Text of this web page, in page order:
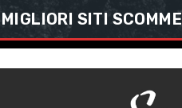
MIGLIORI SITI